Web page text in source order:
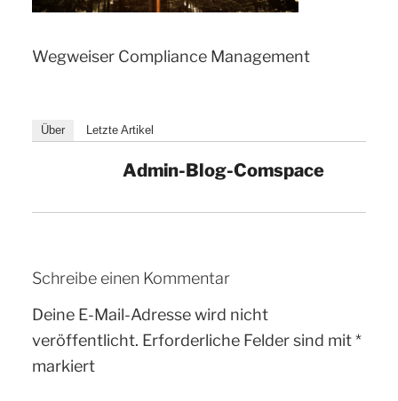
Wegweiser Compliance Management
Über Letzte Artikel
Admin-Blog-Comspace
Schreibe einen Kommentar
Deine E-Mail-Adresse wird nicht
veröffentlicht. Erforderliche Felder sind mit*
markiert